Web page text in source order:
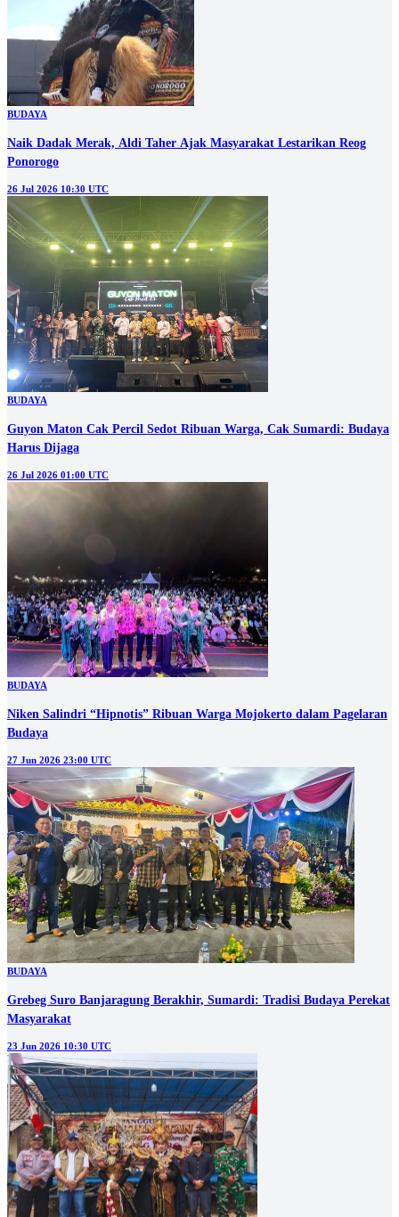
BUDAYA
Naik Dadak Merak, Aldi Taher Ajak Masyarakat Lestarikan Reog
Ponorogo
26 Jul 2026 10:30 UTC
BUDAYA
Guyon Maton Cak Percil Sedot Ribuan Warga, Cak Sumardi: Budaya
Harus Dijaga
26 Jul 2026 01:00 UTC
BUDAYA
Niken Salindri “Hipnotis” Ribuan Warga Mojokerto dalam Pagelaran
Budaya
27 Jun 2026 23:00 UTC
BUDAYA
Grebeg Suro Banjaragung Berakhir, Sumardi: Tradisi Budaya Perekat
Masyarakat
23 Jun 2026 10:30 UTC